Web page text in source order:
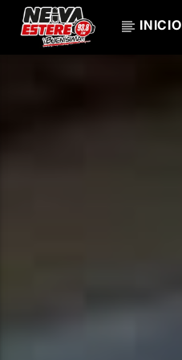
INICIO